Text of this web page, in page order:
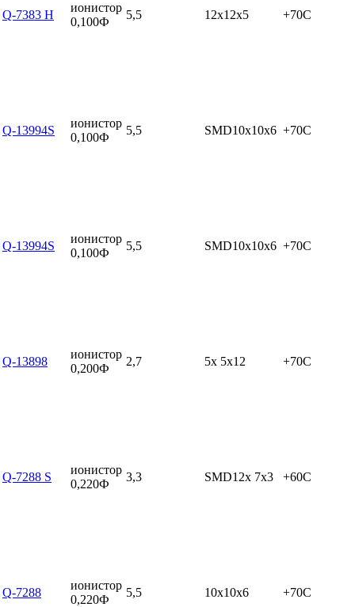
Q-7383 H
ионистор
0,100Ф
5,5 12x12x5 +70C
Q-13994S
ионистор
0,100Ф
5,5 SMD10x10x6 +70C
Q-13994S
ионистор
0,100Ф
5,5 SMD10x10x6 +70C
Q-13898
ионистор
0,200Ф
2,7 5x 5x12 +70C
Q-7288 S
ионистор
0,220Ф
3,3 SMD12x 7x3 +60C
Q-7288
ионистор
0,220Ф
5,5 10x10x6 +70C